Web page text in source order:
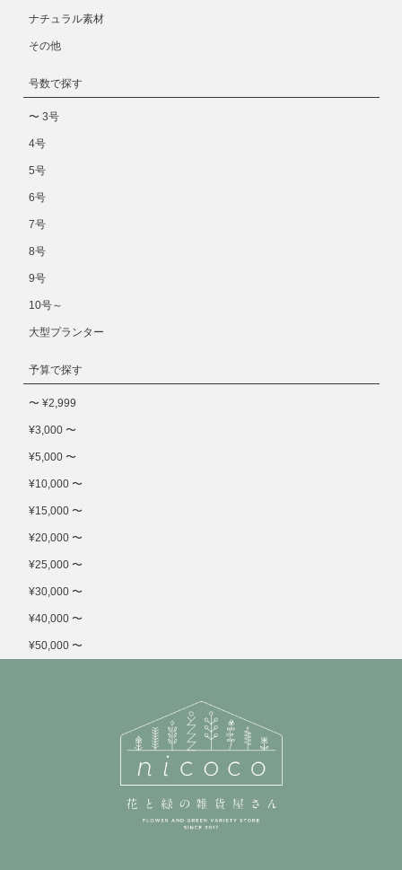
ナチュラル素材
その他
号数で探す
〜 3号
4号
5号
6号
7号
8号
9号
10号～
大型プランター
予算で探す
〜 ¥2,999
¥3,000 〜
¥5,000 〜
¥10,000 〜
¥15,000 〜
¥20,000 〜
¥25,000 〜
¥30,000 〜
¥40,000 〜
¥50,000 〜